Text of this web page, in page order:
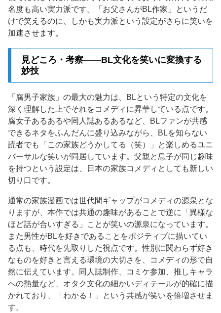
名度も高い実力派です。「お父さんがBL作家」というだ
けで笑えるのに、しかも実力派という設定がさらに笑いを
加速させます。
見どころ・考察——BL文化を笑いに変換する
妙技
「腐男子家族」の最大の魅力は、BLという特定の文化を
深く理解した上でそれをコメディに昇華している点です。
腐女子あるあるや同人誌あるあるなど、BLファンが共感
できるネタをふんだんに盛り込みながら、BLを知らない
読者でも「この家族どうかしてる（笑）」と楽しめるユニ
バーサルな笑いが同居しています。父親と息子が同じ趣味
を持つという設定は、日本の家族コメディとしても新しい
切り口です。
通常の家族漫画では世代間ギャップがコメディの源泉とな
りますが、本作では共通の趣味があることで逆に「異様な
ほど話が合いすぎる」ことが笑いの源泉になっています。
また男性がBLを好きであることをポジティブに描いてい
る点も、時代を先取りした視点です。性別に関わらず好き
なものを好きと言える環境の大切さを、コメディの形で自
然に伝えています。同人誌制作、コミケ参加、推しキャラ
への熱量など、オタク文化の細かいディテールが的確に描
かれており、「わかる！」という共感が笑いを倍増させま
す。